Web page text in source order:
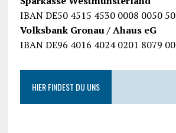
IBAN DE50 4515 4530 0008 0050 50
Volksbank Gronau / Ahaus eG
IBAN DE96 4016 4024 0201 8079 00
HIER FINDEST DU UNS